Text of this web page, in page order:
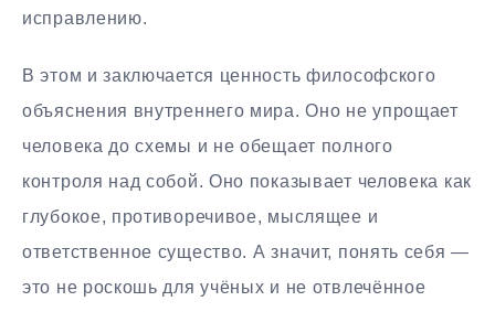
исправлению.
В этом и заключается ценность философского
объяснения внутреннего мира. Оно не упрощает
человека до схемы и не обещает полного
контроля над собой. Оно показывает человека как
глубокое, противоречивое, мыслящее и
ответственное существо. А значит, понять себя —
это не роскошь для учёных и не отвлечённое